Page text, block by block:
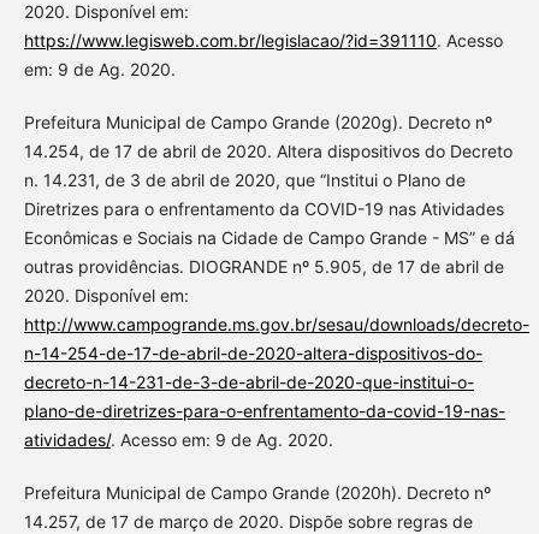
2020. Disponível em:
https://www.legisweb.com.br/legislacao/?id=391110. Acesso
em: 9 de Ag. 2020.
Prefeitura Municipal de Campo Grande (2020g). Decreto nº
14.254, de 17 de abril de 2020. Altera dispositivos do Decreto
n. 14.231, de 3 de abril de 2020, que “Institui o Plano de
Diretrizes para o enfrentamento da COVID-19 nas Atividades
Econômicas e Sociais na Cidade de Campo Grande - MS” e dá
outras providências. DIOGRANDE nº 5.905, de 17 de abril de
2020. Disponível em:
http://www.campogrande.ms.gov.br/sesau/downloads/decreto-
n-14-254-de-17-de-abril-de-2020-altera-dispositivos-do-
decreto-n-14-231-de-3-de-abril-de-2020-que-institui-o-
plano-de-diretrizes-para-o-enfrentamento-da-covid-19-nas-
atividades/. Acesso em: 9 de Ag. 2020.
Prefeitura Municipal de Campo Grande (2020h). Decreto nº
14.257, de 17 de março de 2020. Dispõe sobre regras de